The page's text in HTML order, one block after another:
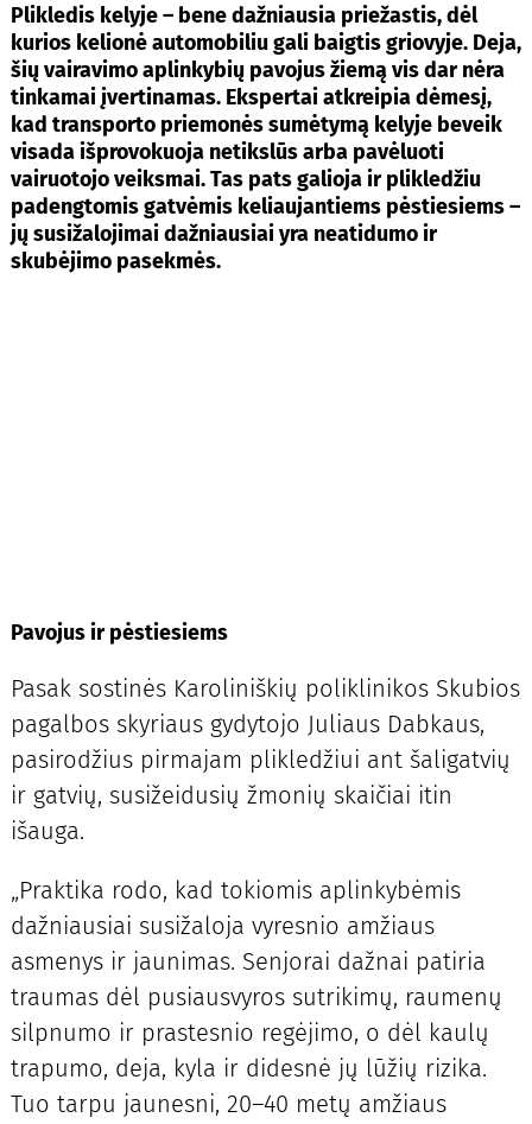
Plikledis kelyje – bene dažniausia priežastis, dėl
kurios kelionė automobiliu gali baigtis griovyje. Deja,
šių vairavimo aplinkybių pavojus žiemą vis dar nėra
tinkamai įvertinamas. Ekspertai atkreipia dėmesį,
kad transporto priemonės sumėtymą kelyje beveik
visada išprovokuoja netikslūs arba pavėluoti
vairuotojo veiksmai. Tas pats galioja ir plikledžiu
padengtomis gatvėmis keliaujantiems pėstiesiems –
jų susižalojimai dažniausiai yra neatidumo ir
skubėjimo pasekmės.
Pavojus ir pėstiesiems
Pasak sostinės Karoliniškių poliklinikos Skubios
pagalbos skyriaus gydytojo Juliaus Dabkaus,
pasirodžius pirmajam plikledžiui ant šaligatvių
ir gatvių, susižeidusių žmonių skaičiai itin
išauga.
„Praktika rodo, kad tokiomis aplinkybėmis
dažniausiai susižaloja vyresnio amžiaus
asmenys ir jaunimas. Senjorai dažnai patiria
traumas dėl pusiausvyros sutrikimų, raumenų
silpnumo ir prastesnio regėjimo, o dėl kaulų
trapumo, deja, kyla ir didesnė jų lūžių rizika.
Tuo tarpu jaunesni, 20–40 metų amžiaus